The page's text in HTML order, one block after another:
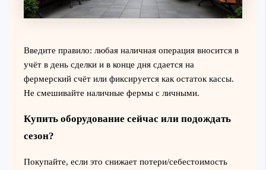
Введите правило: любая наличная операция вносится в
учёт в день сделки и в конце дня сдается на
фермерский счёт или фиксируется как остаток кассы.
Не смешивайте наличные фермы с личными.
Купить оборудование сейчас или подождать
сезон?
Покупайте, если это снижает потери/себестоимость